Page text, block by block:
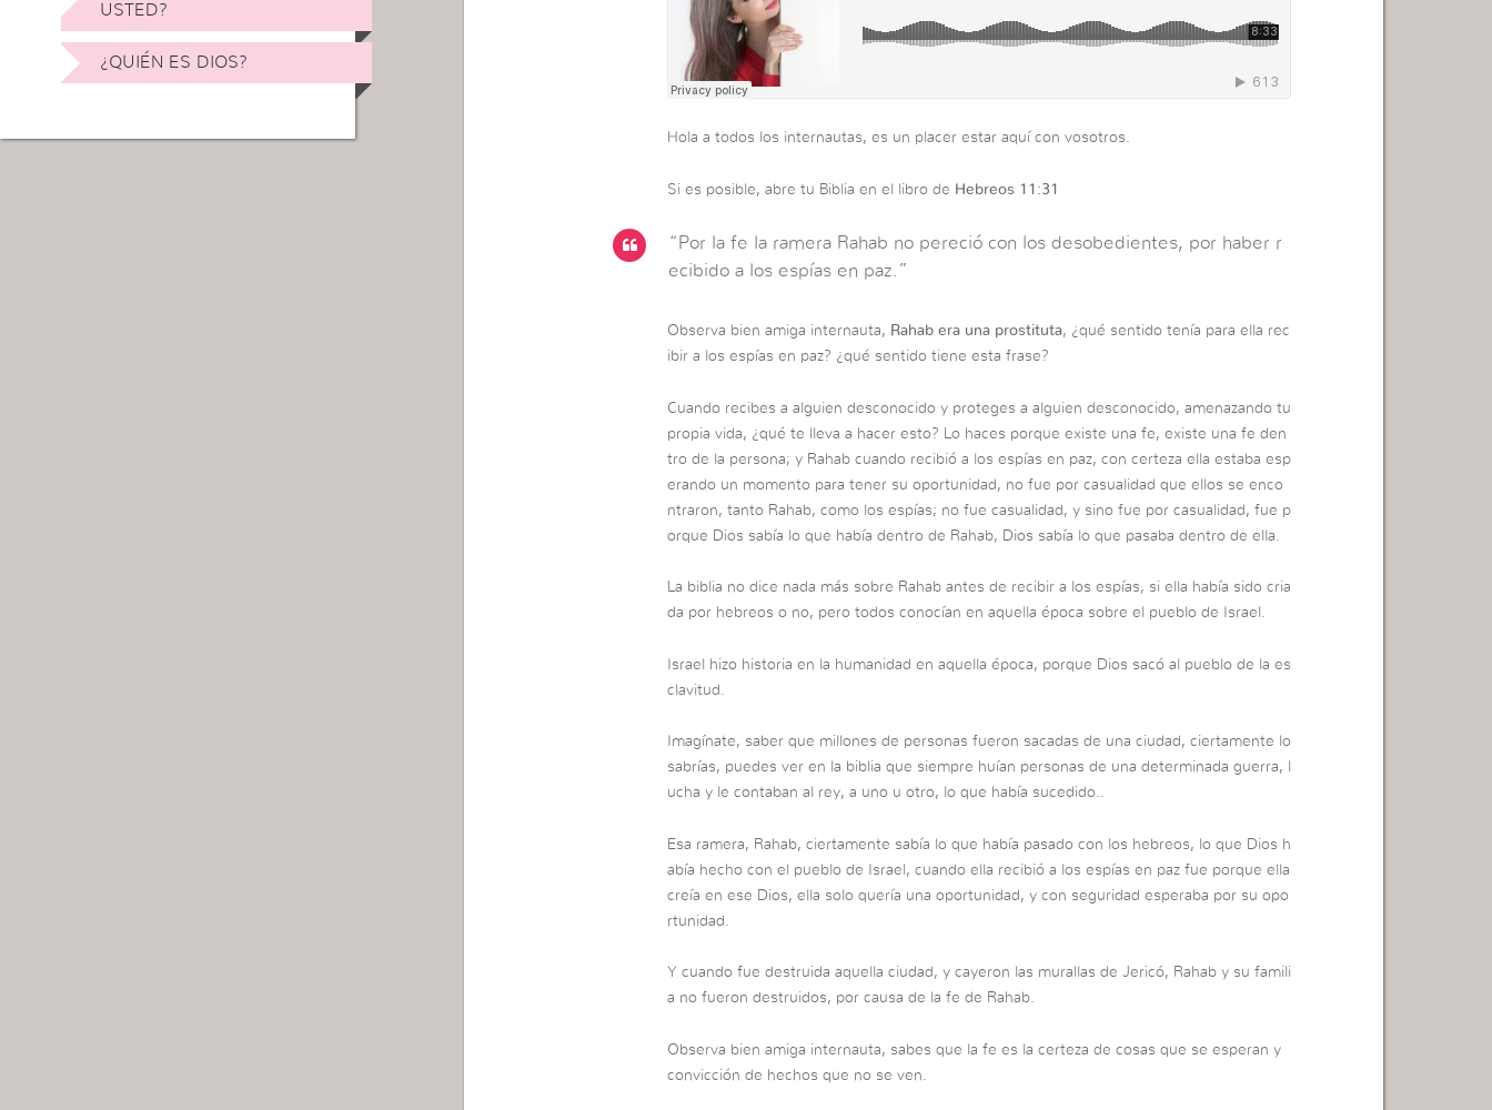
USTED?
¿QUIÉN ES DIOS?
Hola a todos los internautas, es un placer estar aquí con vosotros.
Si es posible, abre tu Biblia en el libro de Hebreos 11:31
“Por la fe la ramera Rahab no pereció con los desobedientes, por haber r
ecibido a los espías en paz.”
Observa bien amiga internauta, Rahab era una prostituta, ¿qué sentido tenía para ella rec
ibir a los espías en paz? ¿qué sentido tiene esta frase?
Cuando recibes a alguien desconocido y proteges a alguien desconocido, amenazando tu
propia vida, ¿qué te lleva a hacer esto? Lo haces porque existe una fe, existe una fe den
tro de la persona; y Rahab cuando recibió a los espías en paz, con certeza ella estaba esp
erando un momento para tener su oportunidad, no fue por casualidad que ellos se enco
ntraron, tanto Rahab, como los espías; no fue casualidad, y sino fue por casualidad, fue p
orque Dios sabía lo que había dentro de Rahab, Dios sabía lo que pasaba dentro de ella.
La biblia no dice nada más sobre Rahab antes de recibir a los espías, si ella había sido cria
da por hebreos o no, pero todos conocían en aquella época sobre el pueblo de Israel.
Israel hizo historia en la humanidad en aquella época, porque Dios sacó al pueblo de la es
clavitud.
Imagínate, saber que millones de personas fueron sacadas de una ciudad, ciertamente lo
sabrías, puedes ver en la biblia que siempre huían personas de una determinada guerra, l
ucha y le contaban al rey, a uno u otro, lo que había sucedido..
Esa ramera, Rahab, ciertamente sabía lo que había pasado con los hebreos, lo que Dios h
abía hecho con el pueblo de Israel, cuando ella recibió a los espías en paz fue porque ella
creía en ese Dios, ella solo quería una oportunidad, y con seguridad esperaba por su opo
rtunidad.
Y cuando fue destruida aquella ciudad, y cayeron las murallas de Jericó, Rahab y su famili
a no fueron destruidos, por causa de la fe de Rahab.
Observa bien amiga internauta, sabes que la fe es la certeza de cosas que se esperan y
convicción de hechos que no se ven.